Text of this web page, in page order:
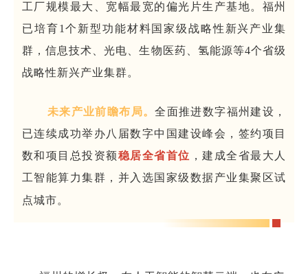
工厂规模最大、宽幅最宽的偏光片生产基地。福州
已培育1个新型功能材料国家级战略性新兴产业集
群，信息技术、光电、生物医药、氢能源等4个省级
战略性新兴产业集群。
未来产业前瞻布局。全面推进数字福州建设，
已连续成功举办八届数字中国建设峰会，签约项目
数和项目总投资额稳居全省首位 ，建成全省最大人
工智能算力集群，并入选国家级数据产业集聚区试
点城市。